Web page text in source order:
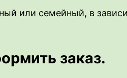
или семейный, в
заказ.